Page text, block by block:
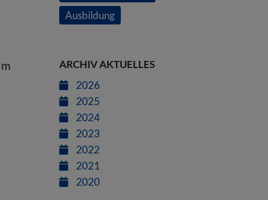
Ausbildung
ARCHIV AKTUELLES
2026
2025
2024
2023
2022
2021
2020